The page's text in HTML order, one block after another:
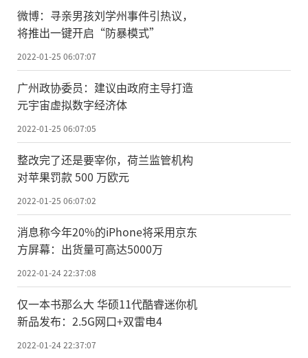
微博：寻亲男孩刘学州事件引热议，
将推出一键开启“防暴模式”
2022-01-25 06:07:07
广州政协委员：建议由政府主导打造
元宇宙虚拟数字经济体
2022-01-25 06:07:05
整改完了还是要宰你，荷兰监管机构
对苹果罚款 500 万欧元
2022-01-25 06:07:02
消息称今年20%的iPhone将采用京东
方屏幕：出货量可高达5000万
2022-01-24 22:37:08
仅一本书那么大 华硕11代酷睿迷你机
新品发布：2.5G网口+双雷电4
2022-01-24 22:37:07